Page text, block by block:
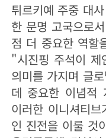
튀르키예 주중 대
한 문명 고국으로
점 더 중요한 역할
"시진핑 주석이 제
의미를 가지며 글
데 중요한 이념적
이러한 이니셔티
인 진전을 이룰 것